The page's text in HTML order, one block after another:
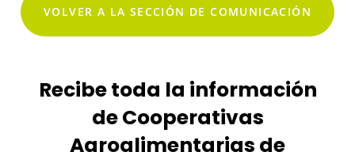
VOLVER A LA SECCIÓN DE COMUNICACIÓN
Recibe toda la información
de Cooperativas
Agroalimentarias de